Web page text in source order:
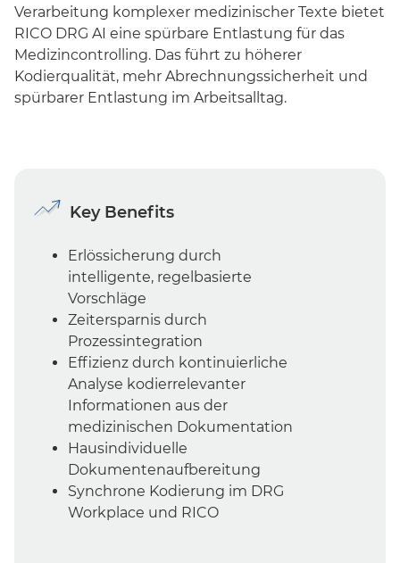
Verarbeitung komplexer medizinischer Texte bietet
RICO DRG AI eine spürbare Entlastung für das
Medizincontrolling. Das führt zu höherer
Kodierqualität, mehr Abrechnungssicherheit und
spürbarer Entlastung im Arbeitsalltag.
Key Benefits
Erlössicherung durch
intelligente, regelbasierte
Vorschläge
Zeitersparnis durch
Prozessintegration
Effizienz durch kontinuierliche
Analyse kodierrelevanter
Informationen aus der
medizinischen Dokumentation
Hausindividuelle
Dokumentenaufbereitung
Synchrone Kodierung im DRG
Workplace und RICO